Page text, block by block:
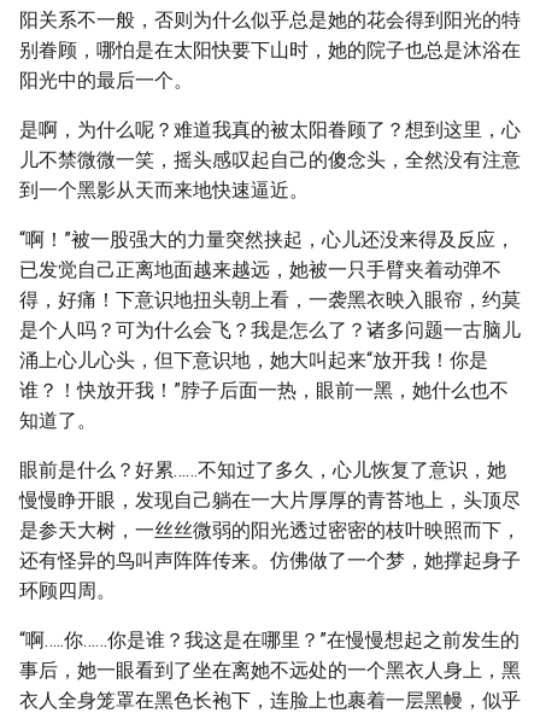
阳关系不一般，否则为什么似乎总是她的花会得到阳光的特
别眷顾，哪怕是在太阳快要下山时，她的院子也总是沐浴在
阳光中的最后一个。
是啊，为什么呢？难道我真的被太阳眷顾了？想到这里，心
儿不禁微微一笑，摇头感叹起自己的傻念头，全然没有注意
到一个黑影从天而来地快速逼近。
“啊！”被一股强大的力量突然挟起，心儿还没来得及反应，
已发觉自己正离地面越来越远，她被一只手臂夹着动弹不
得，好痛！下意识地扭头朝上看，一袭黑衣映入眼帘，约莫
是个人吗？可为什么会飞？我是怎么了？诸多问题一古脑儿
涌上心儿心头，但下意识地，她大叫起来“放开我！你是
谁？！快放开我！”脖子后面一热，眼前一黑，她什么也不
知道了。
眼前是什么？好累……不知过了多久，心儿恢复了意识，她
慢慢睁开眼，发现自己躺在一大片厚厚的青苔地上，头顶尽
是参天大树，一丝丝微弱的阳光透过密密的枝叶映照而下，
还有怪异的鸟叫声阵阵传来。仿佛做了一个梦，她撑起身子
环顾四周。
“啊…..你……你是谁？我这是在哪里？”在慢慢想起之前发生的
事后，她一眼看到了坐在离她不远处的一个黑衣人身上，黑
衣人全身笼罩在黑色长袍下，连脸上也裹着一层黑幔，似乎